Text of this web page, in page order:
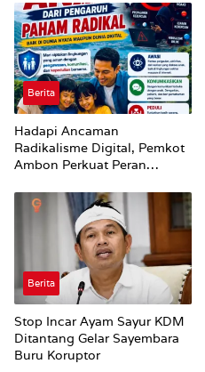
Berita
Hadapi Ancaman
Radikalisme Digital, Pemkot
Ambon Perkuat Peran
Berita
Stop Incar Ayam Sayur KDM
Ditantang Gelar Sayembara
Buru Koruptor